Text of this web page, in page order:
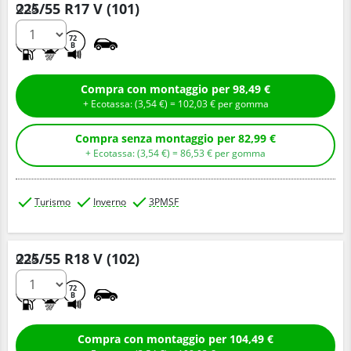
225/55 R17 V (101)
72
B
Q.tà
Compra con montaggio per 98,49 €
+ Ecotassa: (3,54€ ) = 102,03€ per gomma
Compra senza montaggio per 82,99 €
+ Ecotassa: (3,54€ ) =86,53 € per gomma
Turismo Inverno 3PMSF
225/55 R18 V (102)
72
B
Q.tà
Compra con montaggio per 104,49 €